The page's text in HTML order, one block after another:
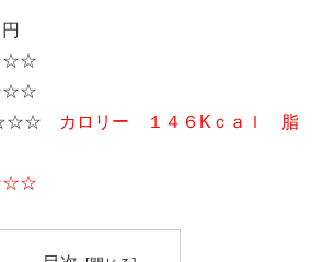
カロリー １４６Kｃａｌ 脂